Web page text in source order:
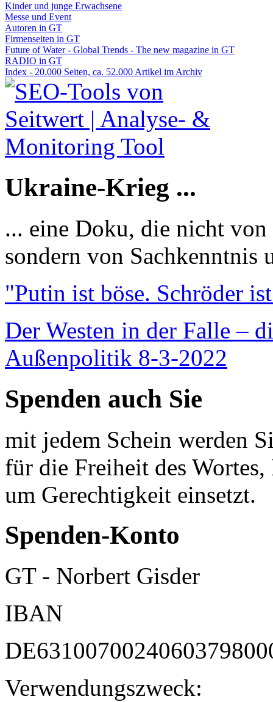
Kinder und junge Erwachsene
Messe und Event
Autoren in GT
Firmenseiten in GT
Future of Water - Global Trends - The new magazine in GT
RADIO in GT
Index - 20.000 Seiten, ca. 52.000 Artikel im Archiv
Ukraine-Krieg ...
... eine Doku, die nicht
sondern von Sachkenntnis
"Putin ist böse. Schröder
Der Westen in der Falle –
Außenpolitik 8-3-2022
Spenden auch Sie
mit jedem Schein werden
für die Freiheit des
um Gerechtigkeit einsetzt.
Spenden-Konto
GT - Norbert Gisder
IBAN
Verwendungszweck: